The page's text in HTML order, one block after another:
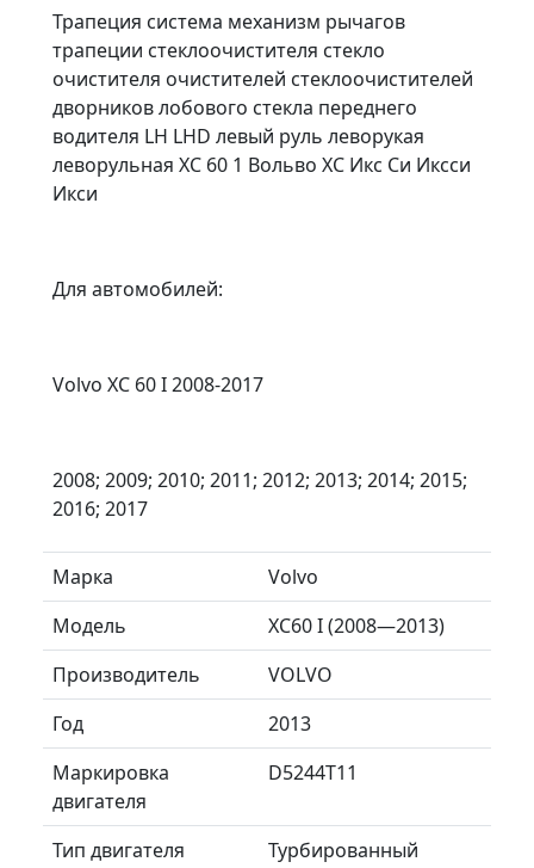
Трапеция система механизм рычагов
трапеции стеклоочистителя стекло
очистителя очистителей стеклоочистителей
дворников лобового стекла переднего
водителя LH LHD левый руль леворукая
леворульная XC 60 1 Вольво ХС Икс Си Иксси
Икси
Для автомобилей:
Volvo XC 60 I 2008-2017
2008; 2009; 2010; 2011; 2012; 2013; 2014; 2015;
2016; 2017
Марка
Volvo
Модель
XC60 I (2008—2013)
Производитель
VOLVO
Год
2013
Маркировка
двигателя
D5244T11
Тип двигателя
Турбированный